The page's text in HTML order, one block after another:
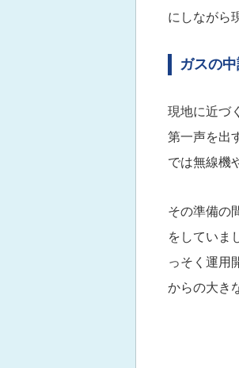
にしながら
ガスの
現地に近づ
第一声を出
では無線機
その準備の
をしていま
っそく運用
からの大き